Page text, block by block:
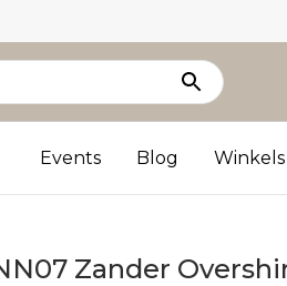
Events Blog Winkels
Zander